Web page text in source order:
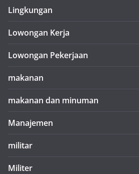
Lingkungan
Lowongan Kerja
Lowongan Pekerjaan
makanan
makanan dan minuman
Manajemen
militar
Militer